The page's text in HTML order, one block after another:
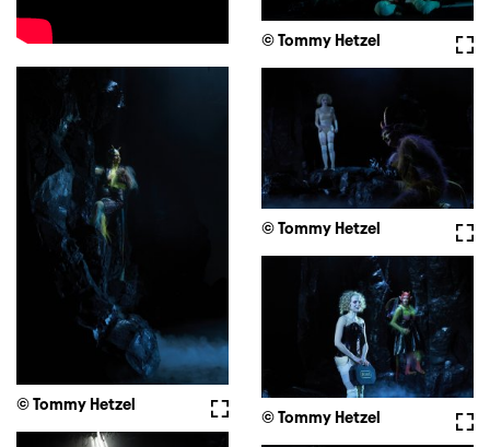
© Tommy Hetzel
Fullscreen
© Tommy Hetzel
© Tommy Hetzel
© Tommy Hetzel